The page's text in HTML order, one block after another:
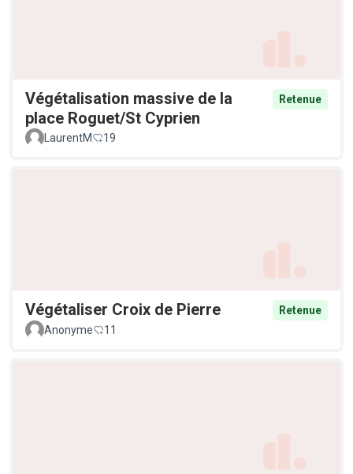
Végétalisation massive de la
place Roguet/St Cyprien
Retenue
LaurentM 19
Végétaliser Croix de Pierre
Retenue
Anonyme
11